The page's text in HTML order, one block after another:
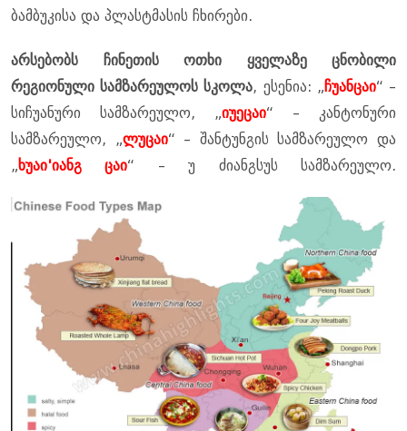
ბამბუკისა და პლასტმასის ჩხირები.
არსებობს ჩინეთის ოთხი ყველაზე ცნობილი
რეგიონული სამზარეულოს სკოლა, ესენია: „ჩუანცაი“ –
სიჩუანური სამზარეულო, „იუეცაი“ – კანტონური
სამზარეულო, „ლუცაი“ – შანტუნგის სამზარეულო და
„ხუაი'იანგ ცაი“ – უ ძიანგსუს სამზარეულო.